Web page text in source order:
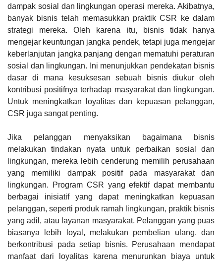
dampak sosial dan lingkungan operasi mereka. Akibatnya,
banyak bisnis telah memasukkan praktik CSR ke dalam
strategi mereka. Oleh karena itu, bisnis tidak hanya
mengejar keuntungan jangka pendek, tetapi juga mengejar
keberlanjutan jangka panjang dengan mematuhi peraturan
sosial dan lingkungan. Ini menunjukkan pendekatan bisnis
dasar di mana kesuksesan sebuah bisnis diukur oleh
kontribusi positifnya terhadap masyarakat dan lingkungan.
Untuk meningkatkan loyalitas dan kepuasan pelanggan,
CSR juga sangat penting.
Jika pelanggan menyaksikan bagaimana bisnis
melakukan tindakan nyata untuk perbaikan sosial dan
lingkungan, mereka lebih cenderung memilih perusahaan
yang memiliki dampak positif pada masyarakat dan
lingkungan. Program CSR yang efektif dapat membantu
berbagai inisiatif yang dapat meningkatkan kepuasan
pelanggan, seperti produk ramah lingkungan, praktik bisnis
yang adil, atau layanan masyarakat. Pelanggan yang puas
biasanya lebih loyal, melakukan pembelian ulang, dan
berkontribusi pada setiap bisnis. Perusahaan mendapat
manfaat dari loyalitas karena menurunkan biaya untuk